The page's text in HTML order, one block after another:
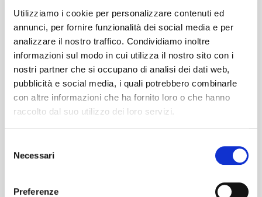
Utilizziamo i cookie per personalizzare contenuti ed
annunci, per fornire funzionalità dei social media e per
analizzare il nostro traffico. Condividiamo inoltre
informazioni sul modo in cui utilizza il nostro sito con i
nostri partner che si occupano di analisi dei dati web,
pubblicità e social media, i quali potrebbero combinarle
con altre informazioni che ha fornito loro o che hanno
raccolto dal suo utilizzo dei loro servizi.
delNecessari
Preferenze
italiano a entrare nella Top 100 mondiale
della piattaforma di streaming Spotify. Nel
2020 diventa l'artista ad aver venduto più
dischi in Italia nel decennio 2010-2019 con
più di 4,2 milioni di copie tra album e singoli
digitali, mentre al 2023 detiene il record del
maggior numero di brani piazzati al primo